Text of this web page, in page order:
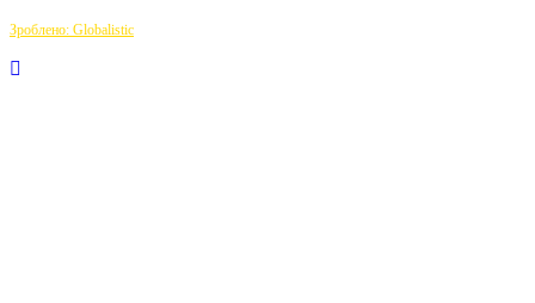
Зроблено: Globalistic